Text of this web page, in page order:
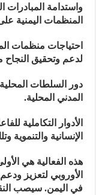
واستدامة المبادرات
المنظمات اليمنية
احتياجات منظمات
لدعم وتحقيق النجاح
دور السلطات
المدني المحلية.
الأدوار التكاملية
الإنسانية والتنموية
هذه الفعالية هي
الأوروبي لتعزيز
في اليمن. سيصب